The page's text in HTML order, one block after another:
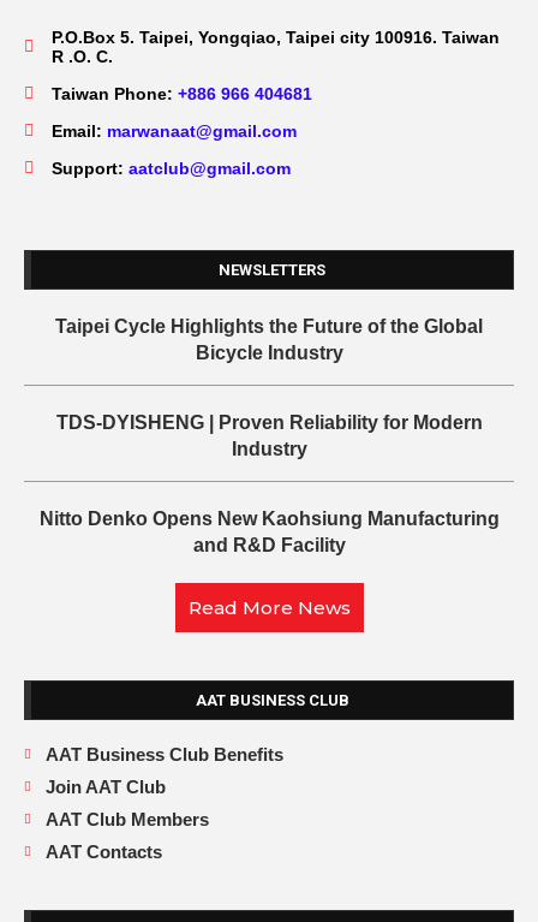
P.O.Box 5. Taipei, Yongqiao, Taipei city 100916. Taiwan
R .O. C.
Taiwan Phone: +886 966 404681
Email: marwanaat@gmail.com
Support: aatclub@gmail.com
NEWSLETTERS
Taipei Cycle Highlights the Future of the Global
Bicycle Industry
TDS-DYISHENG | Proven Reliability for Modern
Industry
Nitto Denko Opens New Kaohsiung Manufacturing
and R&D Facility
Read More News
AAT BUSINESS CLUB
AAT Business Club Benefits
Join AAT Club
AAT Club Members
AAT Contacts